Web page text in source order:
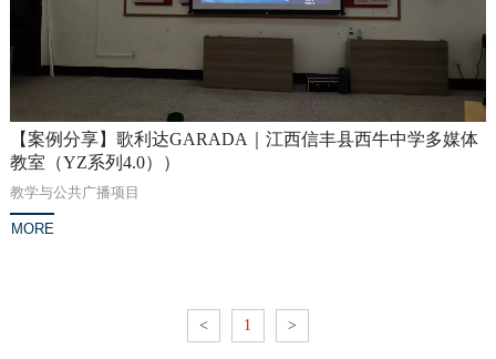
【案例分享】歌利达GARADA｜江西信丰县西牛中学多媒体
教室（YZ系列4.0））
教学与公共广播项目
MORE
< 1 >